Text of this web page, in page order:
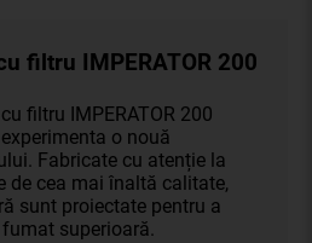
filtru IMPERATOR 200
filtru IMPERATOR 200
experimenta o nouă
Fabricate cu atenție la
de cea mai înaltă calitate,
sunt proiectate pentru a
superioară.